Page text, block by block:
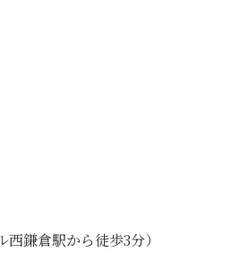
鎌倉駅から徒歩3分）